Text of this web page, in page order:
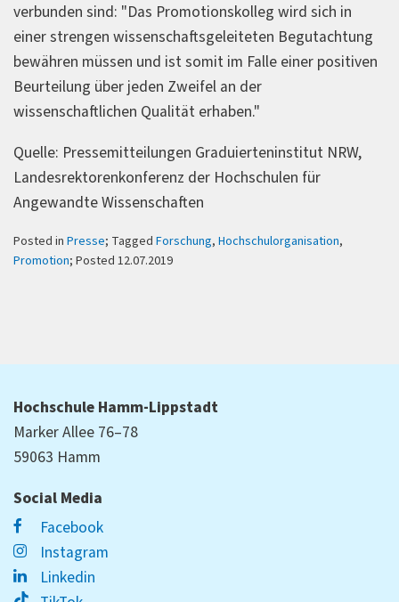
verbunden sind: "Das Promotionskolleg wird sich in
einer strengen wissenschaftsgeleiteten Begutachtung
bewähren müssen und ist somit im Falle einer positiven
Beurteilung über jeden Zweifel an der
wissenschaftlichen Qualität erhaben."
Quelle: Pressemitteilungen Graduierteninstitut NRW,
Landesrektorenkonferenz der Hochschulen für
Angewandte Wissenschaften
Posted in Presse; Tagged Forschung, Hochschulorganisation,
Promotion; Posted 12.07.2019
Hochschule Hamm-Lippstadt
Marker Allee 76–78
59063 Hamm
Social Media
Facebook
Instagram
Linkedin